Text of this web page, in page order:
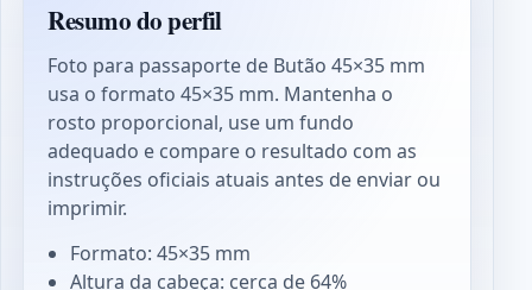
Resumo do perfil
Foto para passaporte de Butão 45×35 mm
usa o formato 45×35 mm. Mantenha o
rosto proporcional, use um fundo
adequado e compare o resultado com as
instruções oficiais atuais antes de enviar ou
imprimir.
Formato: 45×35 mm
Altura da cabeça: cerca de 64%